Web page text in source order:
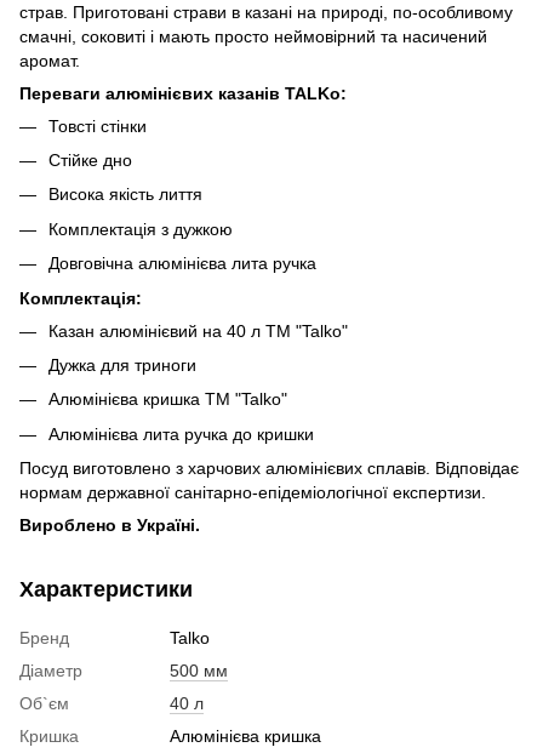
страв. Приготовані страви в казані на природі, по-особливому
смачні, соковиті і мають просто неймовірний та насичений
аромат.
Переваги алюмінієвих казанів TALKo:
Товсті стінки
Стійке дно
Висока якість лиття
Комплектація з дужкою
Довговічна алюмінієва лита ручка
Комплектація:
Казан алюмінієвий на 40 л ТМ "Talko"
Дужка для триноги
Алюмінієва кришка ТМ "Talko"
Алюмінієва лита ручка до кришки
Посуд виготовлено з харчових алюмінієвих сплавів. Відповідає
нормам державної санітарно-епідеміологічної експертизи.
Вироблено в Україні.
Характеристики
Бренд
Talko
Діаметр
500 мм
Об`єм
40 л
Кришка
Алюмінієва кришка